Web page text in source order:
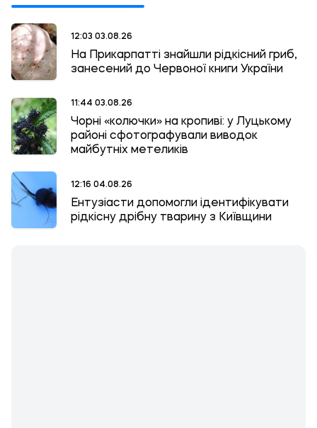
12:03 03.08.26
На Прикарпатті знайшли рідкісний гриб,
занесений до Червоної книги України
11:44 03.08.26
Чорні «колючки» на кропиві: у Луцькому
районі сфотографували виводок
майбутніх метеликів
12:16 04.08.26
Ентузіасти допомогли ідентифікувати
рідкісну дрібну тварину з Київщини